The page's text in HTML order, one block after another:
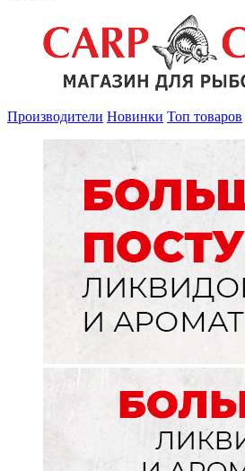
Производители Новинки Топ товаров